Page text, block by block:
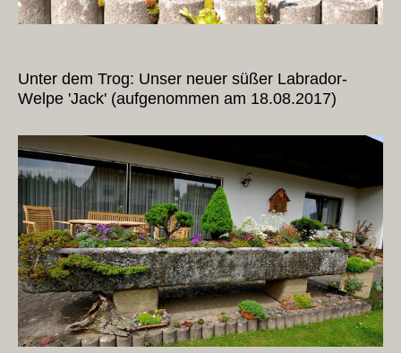
Unter dem Trog: Unser neuer süßer Labrador-
Welpe 'Jack' (aufgenommen am 18.08.2017)